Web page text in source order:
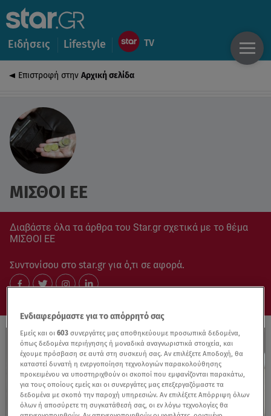
Ειδήσεις Lifestyle
Επιστροφή στην Αρχική σελίδα
ΜΙΣΘΟΙ ΕΕ
Διαβάστε όλα τα άρθρα του Star.gr σχετικά με το θέμα
ΜΙΣΘΟΙ ΕΕ
Συντονίσου στο star.gr για ό,τι σε αφορά.
Ενδιαφερόμαστε για το απόρρητό σας
Εμείς και οι603 συνεργάτες μας αποθηκεύουμε προσωπικά δεδομένα,
όπως δεδομένα περιήγησης ή μοναδικά αναγνωριστικά στοιχεία, και
έχουμε πρόσβαση σε αυτά στη συσκευή σας. Αν επιλέξετε Αποδοχή, θα
καταστεί δυνατή η ενεργοποίηση τεχνολογιών παρακολούθησης
προκειμένου να υποστηριχθούν οι σκοποί που εμφανίζονται παρακάτω,
για τους οποίους εμείς και οι συνεργάτες μας επεξεργαζόμαστε τα
δεδομένα με σκοπό την παροχή υπηρεσιών. Αν επιλέξετε Απόρριψη όλων
όλων ή αποσύρετε τη συγκατάθεσή σας, οι εν λόγω τεχνολογίες θα